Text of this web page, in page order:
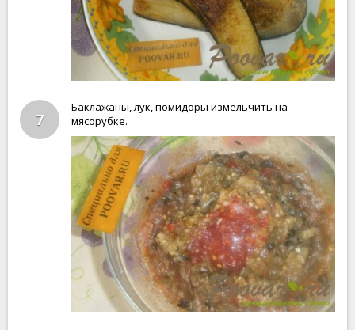
7
Баклажаны, лук, помидоры измельчить на
мясорубке.